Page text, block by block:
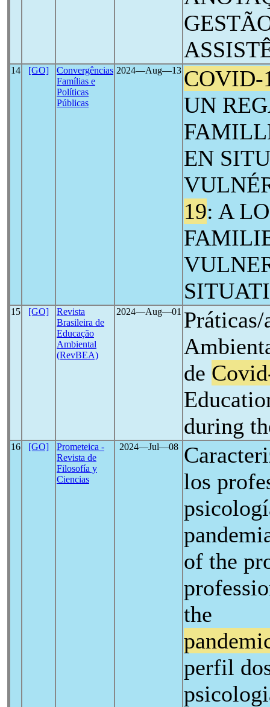
14 [GO]
Convergências
Famílias e
Políticas
Públicas
2024―Aug―13 COVID-
UN
EN
19: A
15 [GO]
Revista
Brasileira de
Educação
Ambiental
(RevBEA)
2024―Aug―01 Práticas/
de
during
16 [GO]
Prometeica -
Revista de
Filosofía y
Ciencias
2024―Jul―08
los
of the
the
perfil